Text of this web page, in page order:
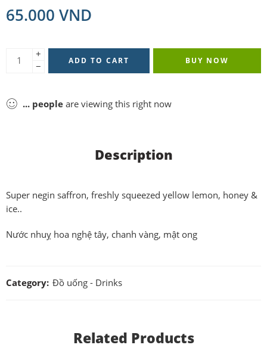
65.000 VND
+
−
ADD TO CART BUY NOW
... people are viewing this right now
Description
Super negin saffron, freshly squeezed yellow lemon, honey &
ice..
Nước nhuỵ hoa nghệ tây, chanh vàng, mật ong
Category: Đồ uống - Drinks
Related Products